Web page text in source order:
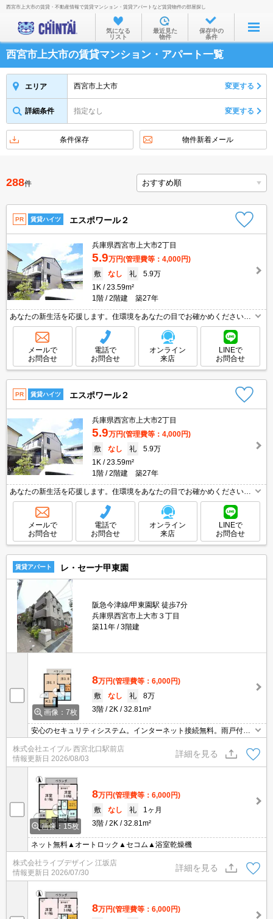
お部屋を探す
沿線・駅から
住所から
物件特集から
不動産会社から
TOP
西宮市上大市の賃貸・不動産情報で賃貸マンション・賃貸アパートなど賃貸物件の部屋探し
気になる
リスト
最近見た
物件
保存中の
条件
西宮市上大市の賃貸マンション・アパート一覧
エリア 西宮市上大市 変更する
詳細条件 指定なし 変更する
条件保存 物件新着メール
288件
PR 賃貸ハイツ エスポワール２
兵庫県西宮市上大市2丁目
5.9万円(管理費等：4,000円)
敷
なし 礼
5.9万
1K
23.59m²
1階
2階建 築27年
あなたの新生活を応援します。住環境をあなたの目でお確かめください。
大和ハウス施工。白を基調とした明るい室内。インターネット無料。独立
洗面台が便利。ぜひお問い合わせください!。
メールで
お問合せ
電話で
お問合せ
オンライン
来店
LINEで
お問合せ
PR 賃貸ハイツ エスポワール２
兵庫県西宮市上大市2丁目
5.9万円(管理費等：4,000円)
敷
なし 礼
5.9万
1K
23.59m²
1階
2階建 築27年
あなたの新生活を応援します。住環境をあなたの目でお確かめください。
大和ハウス施工。白を基調とした明るい室内。インターネット無料。独立
洗面台が便利。ぜひお問い合わせください!。
メールで
お問合せ
電話で
お問合せ
オンライン
来店
LINEで
お問合せ
賃貸アパート レ・セーナ甲東園
阪急今津線/甲東園駅 徒歩7分
兵庫県西宮市上大市３丁目
築11年
3階建
画像：7枚
8万円(管理費等：6,000円)
敷
なし 礼
8万
3階
2K 32.81m²
安心のセキュリティシステム。インターネット接続無料。雨戸付
き。浴室乾燥機付。大和ハウスのD-room賃貸。ウォークインクロー
ゼット付で収納自慢です。
株式会社エイブル 西宮北口駅前店
情報更新日 2026/08/03
詳細を見る
画像：15枚
8万円(管理費等：6,000円)
敷
なし 礼
1ヶ月
3階
2K 32.81m²
ネット無料▲オートロック▲セコム▲浴室乾燥機
株式会社ライブデザイン 江坂店
情報更新日 2026/07/30
詳細を見る
8万円(管理費等：6,000円)